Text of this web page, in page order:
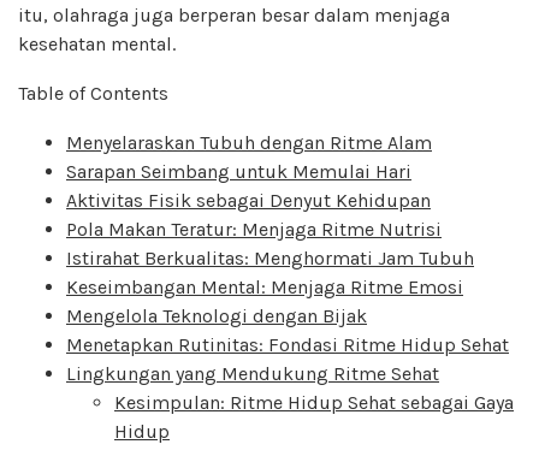
itu, olahraga juga berperan besar dalam menjaga
kesehatan mental.
Table of Contents
Menyelaraskan Tubuh dengan Ritme Alam
Sarapan Seimbang untuk Memulai Hari
Aktivitas Fisik sebagai Denyut Kehidupan
Pola Makan Teratur: Menjaga Ritme Nutrisi
Istirahat Berkualitas: Menghormati Jam Tubuh
Keseimbangan Mental: Menjaga Ritme Emosi
Mengelola Teknologi dengan Bijak
Menetapkan Rutinitas: Fondasi Ritme Hidup Sehat
Lingkungan yang Mendukung Ritme Sehat
Kesimpulan: Ritme Hidup Sehat sebagai Gaya
Hidup